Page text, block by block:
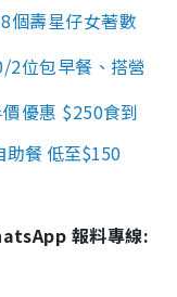
個壽星仔女著數
2位包早餐、搭營
優惠 $250食到
助餐 低至$150
報料專線: